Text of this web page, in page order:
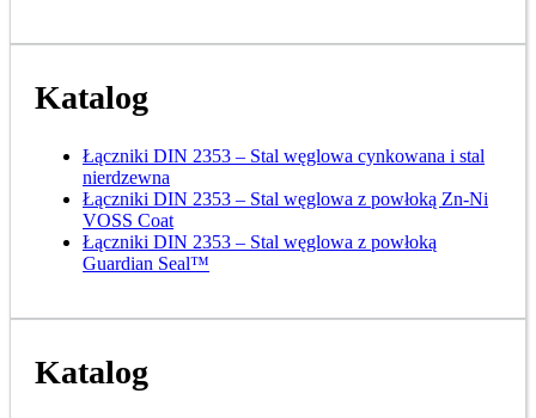
Katalog
Łączniki DIN 2353 – Stal węglowa cynkowana i stal
nierdzewna
Łączniki DIN 2353 – Stal węglowa z powłoką Zn-Ni
VOSS Coat
Łączniki DIN 2353 – Stal węglowa z powłoką
Guardian Seal™
Katalog